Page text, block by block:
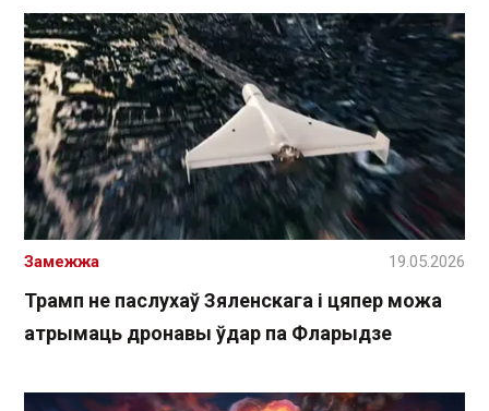
Трамп не паслухаў Зяленскага і цяпер можа
атрымаць дронавы ўдар па Фларыдзе
Замежжа 19.05.2026